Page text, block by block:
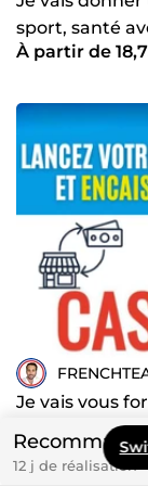
12 j de réalisation
sport, santé
À partir de
Je vais vous
(ebook ou
À partir de